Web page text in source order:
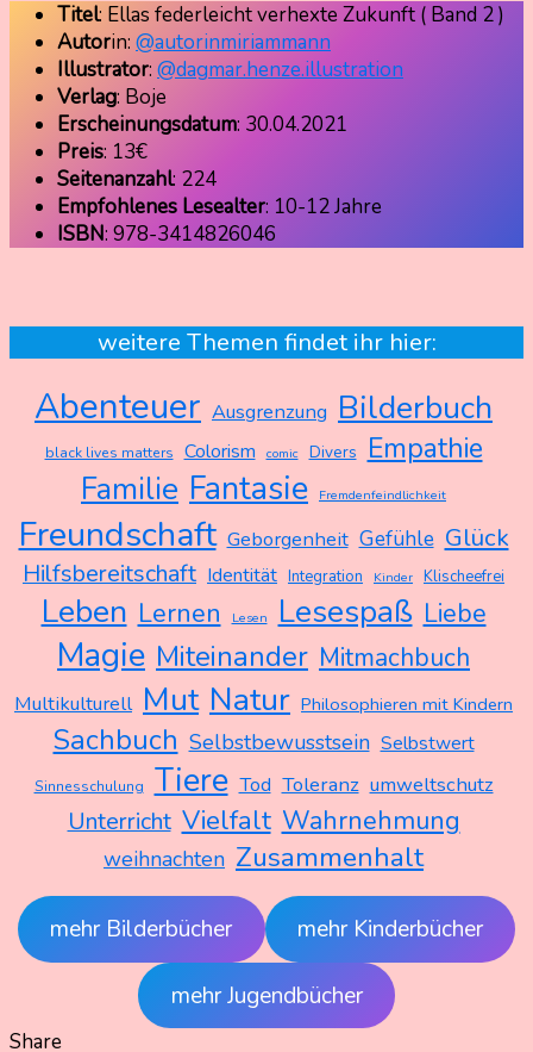
Titel: Ellas federleicht verhexte Zukunft ( Band 2 )
Autorin: @autorinmiriammann
Illustrator: @dagmar.henze.illustration
Verlag: Boje
Erscheinungsdatum: 30.04.2021
Preis: 13€
Seitenanzahl: 224
Empfohlenes Lesealter: 10-12 Jahre
ISBN: 978-3414826046
weitere Themen findet ihr hier:
Abenteuer Ausgrenzung Bilderbuch
black lives matters Colorism comic Divers Empathie
Familie Fantasie Fremdenfeindlichkeit
Freundschaft Geborgenheit Gefühle Glück
Hilfsbereitschaft Identität Integration Kinder Klischeefrei
Leben Lernen Lesen Lesespaß Liebe
Magie Miteinander Mitmachbuch
Multikulturell Mut Natur Philosophieren mit Kindern
Sachbuch Selbstbewusstsein Selbstwert
Sinnesschulung Tiere Tod Toleranz umweltschutz
Unterricht Vielfalt Wahrnehmung
weihnachten Zusammenhalt
mehr Bilderbücher mehr Kinderbücher
mehr Jugendbücher
Share